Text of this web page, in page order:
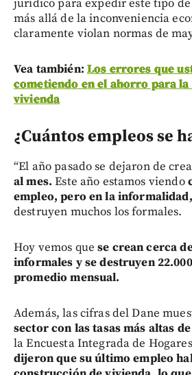
jurídico para expedir este tipo
más allá de la inconveniencia
claramente violan normas de
Vea también: Los errores que
cometiendo en el ahorro para
vivienda
¿Cuántos empleos se
“El año pasado se dejaron de
al mes.Este año estamos viendo
empleo, pero en la informalidad,
destruyen muchos los formales.
Hoy vemos quese crean cerca
informales y se destruyen
promedio mensual.
Además, las cifras del Dane
sector con las tasas más altas
la Encuesta Integrada de
dijeron que su último empleo